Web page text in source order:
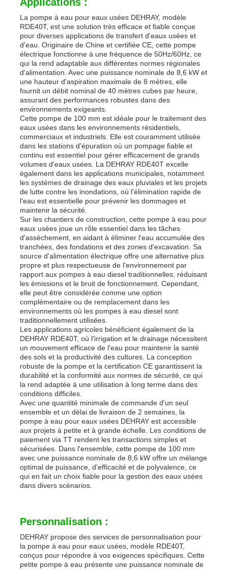
La pompe à eau pour eaux usées DEHRAY, modèle
RDE40T, est une solution très efficace et fiable conçue
pour diverses applications de transfert d'eaux usées et
d'eau. Originaire de Chine et certifiée CE, cette pompe
électrique fonctionne à une fréquence de 50Hz/60Hz, ce
qui la rend adaptable aux différentes normes régionales
d'alimentation. Avec une puissance nominale de 8,6 kW et
une hauteur d'aspiration maximale de 8 mètres, elle
fournit un débit nominal de 40 mètres cubes par heure,
assurant des performances robustes dans des
environnements exigeants.
Cette pompe de 100 mm est idéale pour le traitement des
eaux usées dans les environnements résidentiels,
commerciaux et industriels. Elle est couramment utilisée
dans les stations d'épuration où un pompage fiable et
continu est essentiel pour gérer efficacement de grands
volumes d'eaux usées. La DEHRAY RDE40T excelle
également dans les applications municipales, notamment
les systèmes de drainage des eaux pluviales et les projets
de lutte contre les inondations, où l'élimination rapide de
l'eau est essentielle pour prévenir les dommages et
maintenir la sécurité.
Sur les chantiers de construction, cette pompe à eau pour
eaux usées joue un rôle essentiel dans les tâches
d'assèchement, en aidant à éliminer l'eau accumulée des
tranchées, des fondations et des zones d'excavation. Sa
source d'alimentation électrique offre une alternative plus
propre et plus respectueuse de l'environnement par
rapport aux pompes à eau diesel traditionnelles, réduisant
les émissions et le bruit de fonctionnement. Cependant,
elle peut être considérée comme une option
complémentaire ou de remplacement dans les
environnements où les pompes à eau diesel sont
traditionnellement utilisées.
Les applications agricoles bénéficient également de la
DEHRAY RDE40T, où l'irrigation et le drainage nécessitent
un mouvement efficace de l'eau pour maintenir la santé
des sols et la productivité des cultures. La conception
robuste de la pompe et la certification CE garantissent la
durabilité et la conformité aux normes de sécurité, ce qui
la rend adaptée à une utilisation à long terme dans des
conditions difficiles.
Avec une quantité minimale de commande d'un seul
ensemble et un délai de livraison de 2 semaines, la
pompe à eau pour eaux usées DEHRAY est accessible
aux projets à petite et à grande échelle. Les conditions de
paiement via TT rendent les transactions simples et
sécurisées. Dans l'ensemble, cette pompe de 100 mm
avec une puissance nominale de 8,6 kW offre un mélange
optimal de puissance, d'efficacité et de polyvalence, ce
qui en fait un choix fiable pour la gestion des eaux usées
dans divers scénarios.
Personnalisation :
DEHRAY propose des services de personnalisation pour
la pompe à eau pour eaux usées, modèle RDE40T,
conçus pour répondre à vos exigences spécifiques. Cette
petite pompe à eau présente une puissance nominale de